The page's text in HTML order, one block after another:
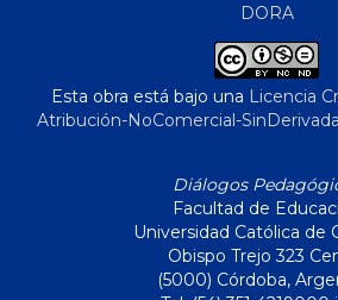
DORA
Esta obra está bajo una Licencia
Atribución-NoComercial-
Diálogos
Facultad de
Universidad Católica de
Obispo Trejo 323
(5000) Córdoba,